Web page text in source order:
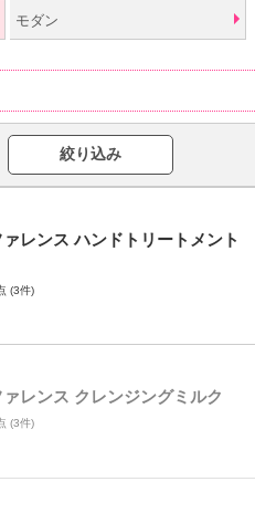
モダン
絞り込み
レンス ハンドトリートメント
(3件)
レンス クレンジングミルク
(3件)